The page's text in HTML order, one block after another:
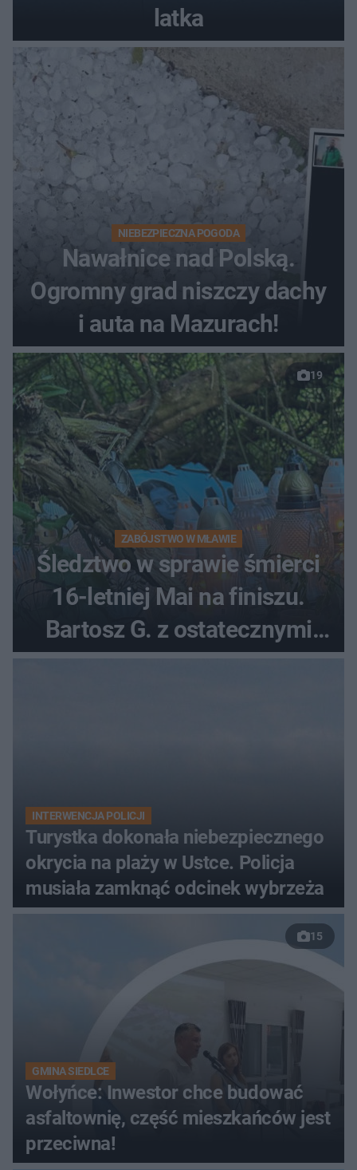
latka
NIEBEZPIECZNA POGODA
Nawałnice nad Polską.
Ogromny grad niszczy dachy
i auta na Mazurach!
19
ZABÓJSTWO W MŁAWIE
Śledztwo w sprawie śmierci
16-letniej Mai na finiszu.
Bartosz G. z ostatecznymi
zarzutami
INTERWENCJA POLICJI
Turystka dokonała niebezpiecznego
okrycia na plaży w Ustce. Policja
musiała zamknąć odcinek wybrzeża
15
GMINA SIEDLCE
Wołyńce: Inwestor chce budować
asfaltownię, część mieszkańców jest
przeciwna!